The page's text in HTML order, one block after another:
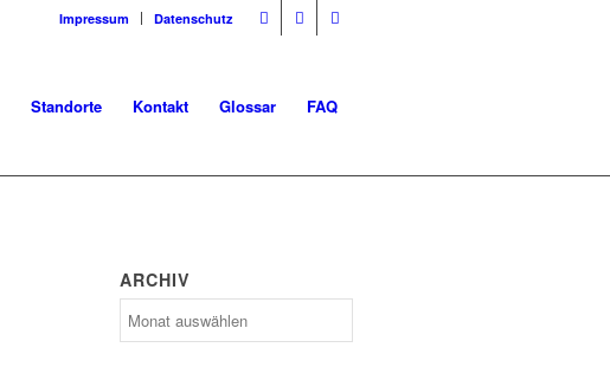
Impressum Datenschutz
Standorte Kontakt Glossar FAQ
ARCHIV